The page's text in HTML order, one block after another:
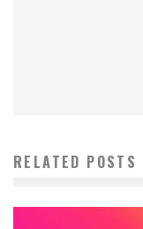
RELATED POSTS